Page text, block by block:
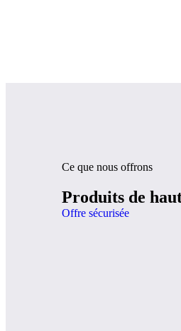
Ce que nous offrons
Produits de
Offre sécurisée